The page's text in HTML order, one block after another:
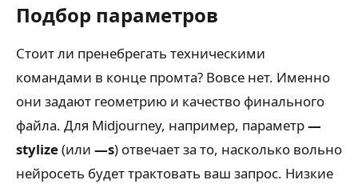
Подбор параметров
Стоит ли пренебрегать техническими
командами в конце промта? Вовсе нет. Именно
они задают геометрию и качество финального
файла. Для Midjourney, например, параметр—
stylize(или —s) отвечает за то, насколько вольно
нейросеть будет трактовать ваш запрос. Низкие